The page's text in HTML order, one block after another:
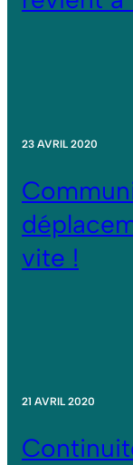
23 AVRIL 2020
vite !
21 AVRIL 2020